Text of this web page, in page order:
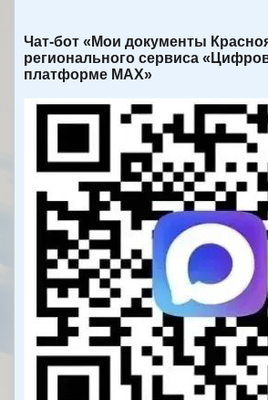
Чат-бот «Мои документы
регионального сервиса
платформе МАХ»